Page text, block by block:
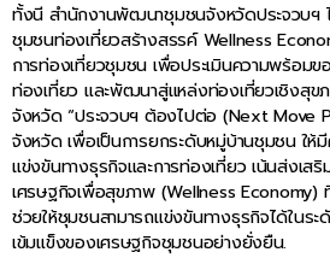
ทั้งนี สำนักงานพัฒนาชุมชนจังหวัดประจวบฯ
ชุมชนท่องเที่ยวสร้างสรรค์ Wellness
การท่องเที่ยวชุมชน เพื่อประเมินความพร้อม
ท่องเที่ยว และพัฒนาสู่แหล่งท่องเที่ยวเชิงสุข
จังหวัด “ประจวบฯ ต้องไปต่อ (Next Move
จังหวัด เพื่อเป็นการยกระดับหมู่บ้านชุมชน ให้มี
แข่งขันทางธุรกิจและการท่องเที่ยว เน้นส่งเส
เศรษฐกิจเพื่อสุขภาพ (Wellness Economy)
ช่วยให้ชุมชนสามารถแข่งขันทางธุรกิจได้ในระ
เข้มแข็งของเศรษฐกิจชุมชนอย่างยั่งยืน.